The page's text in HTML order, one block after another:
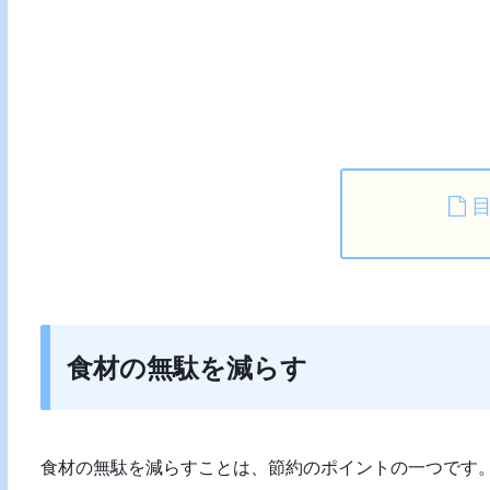
食材の無駄を減らす
食材の無駄を減らすことは、節約のポイントの一つです